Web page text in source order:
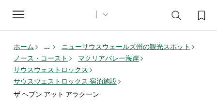
Toggle
navigation
ホーム ...
ニューサウスウェールズ州の観光スポット
ノース・コースト
マクリアバレー海岸
サウスウェストロックス
サウスウェストロックス 宿泊施設
ザ ヘブン アット アラクーン